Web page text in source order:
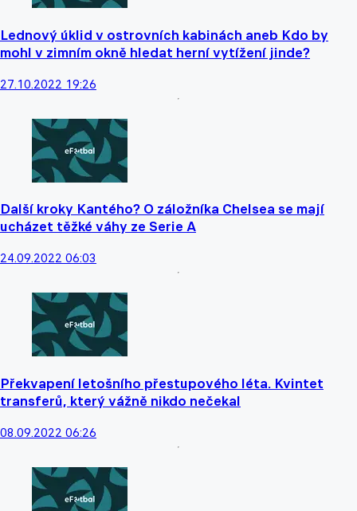
Lednový úklid v ostrovních kabinách aneb Kdo by
mohl v zimním okně hledat herní vytížení jinde?
27.10.2022 19:26
Další kroky Kantého? O záložníka Chelsea se mají
ucházet těžké váhy ze Serie A
24.09.2022 06:03
Překvapení letošního přestupového léta. Kvintet
transferů, který vážně nikdo nečekal
08.09.2022 06:26